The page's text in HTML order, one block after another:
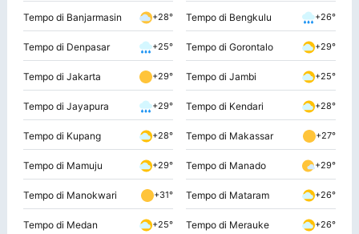
Tempo di Banjarmasin +28° Tempo di Bengkulu +26°
Tempo di Denpasar +25° Tempo di Gorontalo +29°
Tempo di Jakarta +29° Tempo di Jambi +25°
Tempo di Jayapura +29° Tempo di Kendari +28°
Tempo di Kupang +28° Tempo di Makassar +27°
Tempo di Mamuju +29° Tempo di Manado +29°
Tempo di Manokwari +31° Tempo di Mataram +26°
Tempo di Medan +25° Tempo di Merauke +26°